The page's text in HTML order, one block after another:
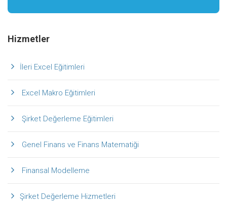
Hizmetler
İleri Excel Eğitimleri
Excel Makro Eğitimleri
Şirket Değerleme Eğitimleri
Genel Finans ve Finans Matematiği
Finansal Modelleme
Şirket Değerleme Hizmetleri